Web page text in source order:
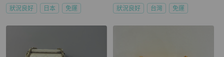
狀況良好 日本 免運 狀況良好 台灣 免運